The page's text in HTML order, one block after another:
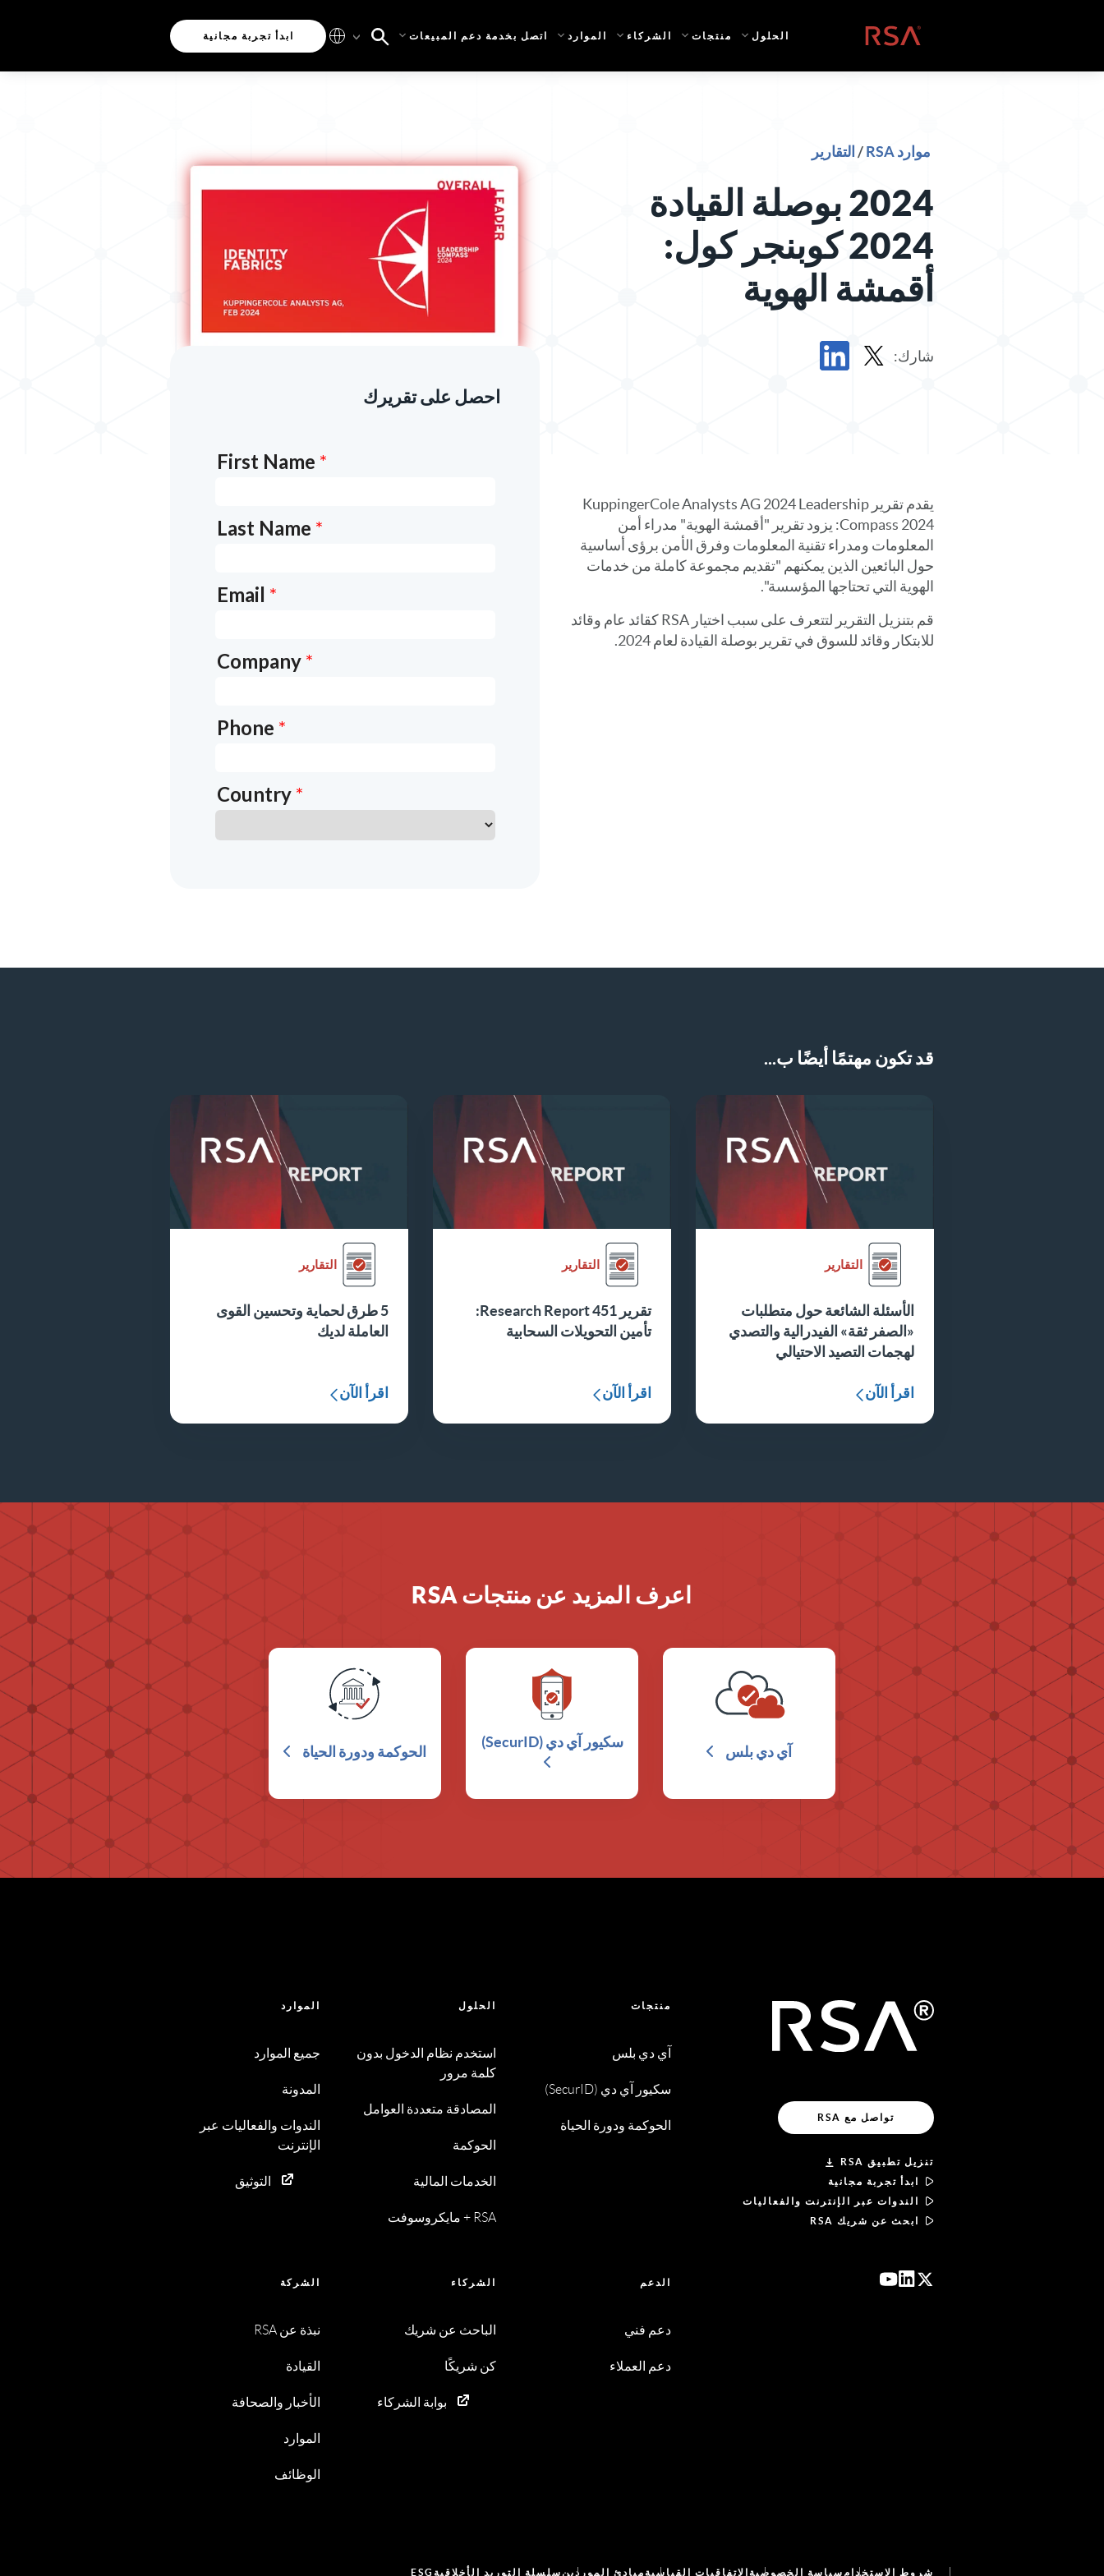
الصفحة الرئيسية الحلول منتجات الشركاء الموارد اتصل بخدمة دعم المبيعات ابدأ تجربة مجانية
موارد RSA / التقارير
2024 بوصلة القيادة
2024 كوبنجر كول:
أقمشة الهوية
شارك:
يقدم تقرير KuppingerCole Analysts AG 2024 Leadership
Compass 2024: يزود تقرير "أقمشة الهوية" مدراء أمن
المعلومات ومدراء تقنية المعلومات وفرق الأمن برؤى أساسية
حول البائعين الذين يمكنهم "تقديم مجموعة كاملة من خدمات
الهوية التي تحتاجها المؤسسة".
قم بتنزيل التقرير لتتعرف على سبب اختيار RSA كقائد عام وقائد
للابتكار وقائد للسوق في تقرير بوصلة القيادة لعام 2024.
احصل على تقريرك
قد تكون مهتمًا أيضًا ب...
التقارير
الأسئلة الشائعة حول متطلبات
«الصفر ثقة» الفيدرالية والتصدي
لهجمات التصيد الاحتيالي
اقرأ الآن
التقارير
تقرير 451 Research Report:
تأمين التحويلات السحابية
اقرأ الآن
التقارير
5 طرق لحماية وتحسين القوى
العاملة لديك
اقرأ الآن
اعرف المزيد عن منتجات RSA
آي دي بلس
سكيور آي دي (SecurID)
الحوكمة ودورة الحياة
تواصل مع RSA
تنزيل تطبيق RSA
ابدأ تجربة مجانية
الندوات عبر الإنترنت والفعاليات
ابحث عن شريك RSA
منتجات
آي دي بلس
سكيور آي دي (SecurID)
الحوكمة ودورة الحياة
الحلول
استخدم نظام الدخول بدون
كلمة مرور
المصادقة متعددة العوامل
الحوكمة
الخدمات المالية
RSA + مايكروسوفت
الموارد
جميع الموارد
المدونة
الندوات والفعاليات عبر
الإنترنت
التوثيق
الدعم
دعم فني
دعم العملاء
الشركاء
الباحث عن شريك
كن شريكًا
بوابة الشركاء
الشركة
نبذة عن RSA
القيادة
الأخبار والصحافة
الموارد
الوظائف
شروط الاستخدام سياسة الخصوصية الاتفاقيات القياسية مبادئ الموردين سلسلة التوريد الأخلاقية ESG